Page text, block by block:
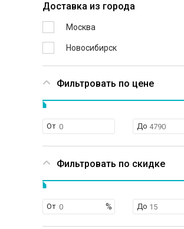
Доставка из города
Москва
Новосибирск
Фильтровать по цене
От До
Фильтровать по скидке
От До